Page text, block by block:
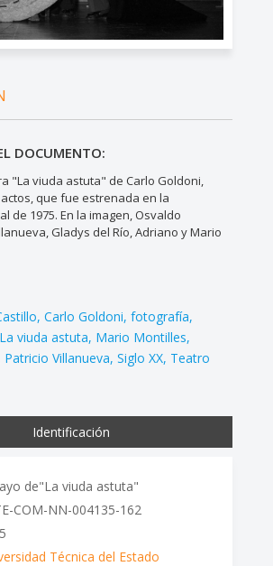
DOCUMENTO:
"La viuda astuta" de Carlo Goldoni,
que fue estrenada en la
de 1975. En la imagen, Osvaldo
Gladys del Río, Adriano y Mario
Carlo Goldoni fotografía
La viuda astuta Mario Montilles
Patricio Villanueva Siglo XX Teatro
Identificación
de"La viuda astuta"
COM-NN-004135-162
Técnica del Estado